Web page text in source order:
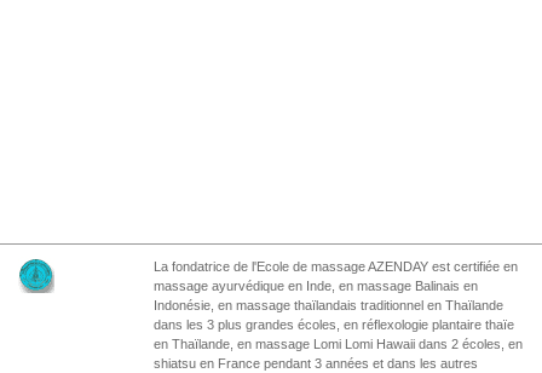
La fondatrice de l'Ecole de massage AZENDAY est certifiée en
massage ayurvédique en Inde, en massage Balinais en
Indonésie, en massage thaïlandais traditionnel en Thaïlande
dans les 3 plus grandes écoles, en réflexologie plantaire thaïe
en Thaïlande, en massage Lomi Lomi Hawaii dans 2 écoles, en
shiatsu en France pendant 3 années et dans les autres